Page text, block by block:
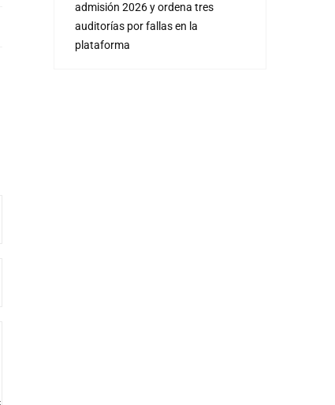
admisión 2026 y ordena tres
auditorías por fallas en la
plataforma